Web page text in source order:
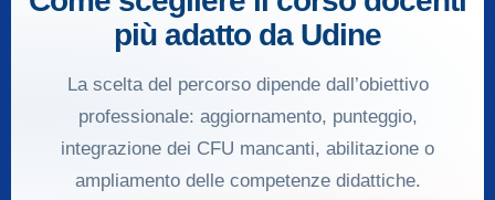
più adatto da Udine
La scelta del percorso dipende dall’obiettivo
professionale: aggiornamento, punteggio,
integrazione dei CFU mancanti, abilitazione o
ampliamento delle competenze didattiche.